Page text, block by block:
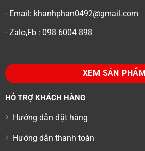
- Email: khanhphan0492@gmail.com
- Zalo,Fb : 098 6004 898
XEM SẢN PHẨM
HỖ TRỢ KHÁCH HÀNG
Hướng dẫn đặt hàng
Hướng dẫn thanh toán